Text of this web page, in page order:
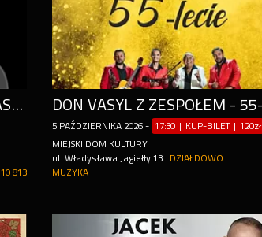
STAND-UP DZIAŁDOWO / TRASA POWIATOWA 2: KOWALSKI, REJENT, ZALEWSKI
10 813
5 PAŹDZIERNIKA 2026 - 17:30 | KUP-BILET | 120zł
MIEJSKI DOM KULTURY
ul. Władysława Jagiełły 13
DZIAŁDOWO
MUZYKA